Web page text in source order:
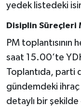
yedek listedeki
Disiplin Süreçleri
PM toplantısının
saat 15.00’te
Toplantıda, parti
gündemdeki ihraç
detaylı bir